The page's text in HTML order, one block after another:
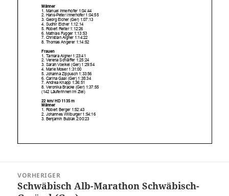
VORHERIGER
Vorheriger
Schwäbisch Alb-Marathon Schwäbisch-